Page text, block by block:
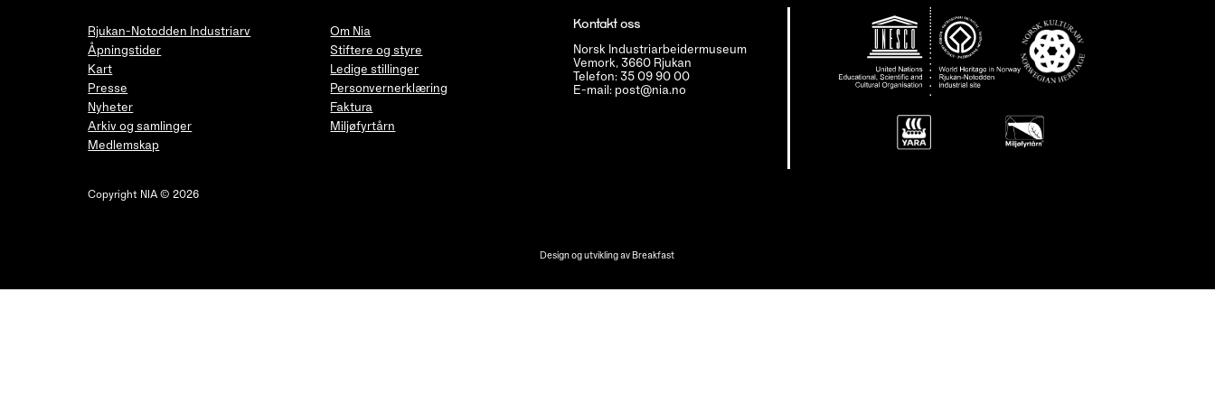
Rjukan-Notodden Industriarv
Åpningstider
Kart
Presse
Nyheter
Arkiv og samlinger
Medlemskap
Om Nia
Stiftere og styre
Ledige stillinger
Personvernerklæring
Faktura
Miljøfyrtårn
Kontakt oss
Norsk Industriarbeidermuseum
Vemork, 3660 Rjukan
Telefon: 35 09 90 00
E-mail: post@nia.no
Copyright NIA © 2026
Design og utvikling avBreakfast